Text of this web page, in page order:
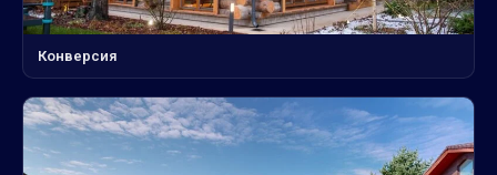
Конверсия